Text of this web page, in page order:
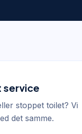
service
stoppet toilet? Vi
det samme.